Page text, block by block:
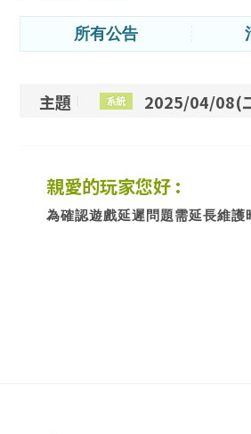
所有公告
主題 2025/04/08(
親愛的玩家您好 :
為確認遊戲延遲問題需延長維